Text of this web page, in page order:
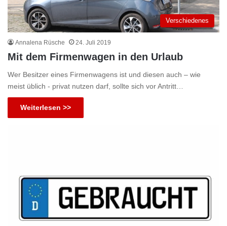
Verschiedenes
Annalena Rüsche 24. Juli 2019
Mit dem Firmenwagen in den Urlaub
Wer Besitzer eines Firmenwagens ist und diesen auch – wie
meist üblich - privat nutzen darf, sollte sich vor Antritt…
Weiterlesen >>